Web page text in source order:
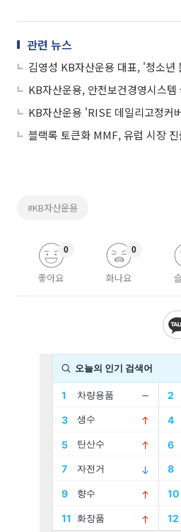
관련 뉴스
블랙록 토큰화 MMF, 유럽 시장 진
#KB자산운용
좋아요
0
화나요
0